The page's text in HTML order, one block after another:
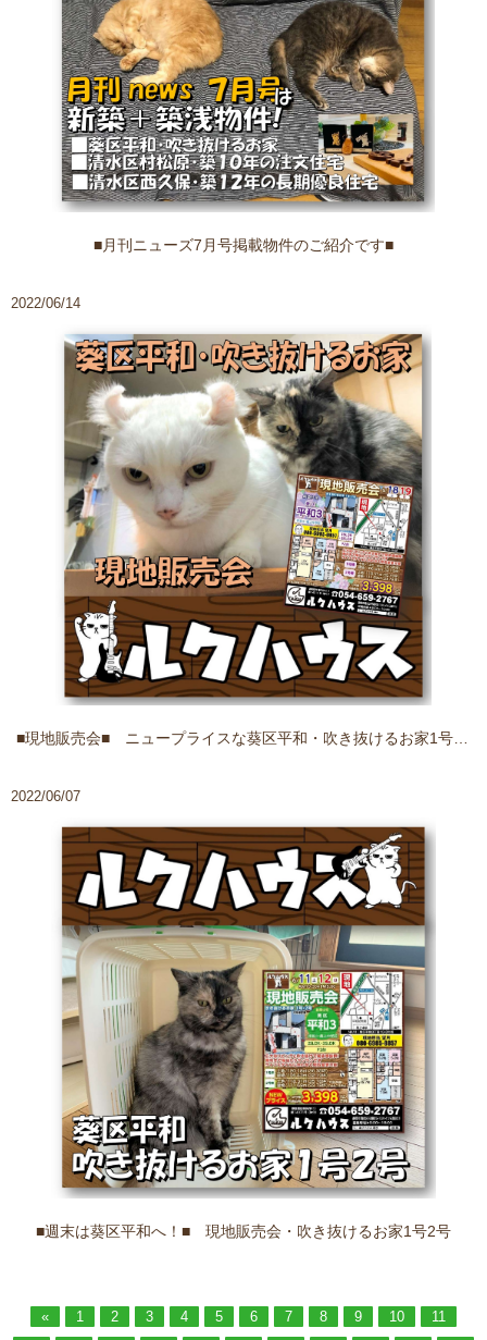
■月刊ニューズ7月号掲載物件のご紹介です■
2022/06/14
2022/06/07
■週末は葵区平和へ！■ 現地販売会・吹き抜けるお家1号2号
« 1 2 3 4 5 6 7 8 9 10
11